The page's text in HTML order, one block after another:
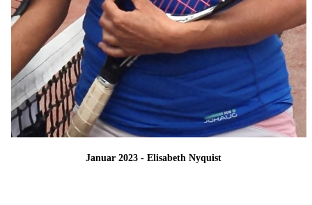
Januar 2023 - Elisabeth Nyquist